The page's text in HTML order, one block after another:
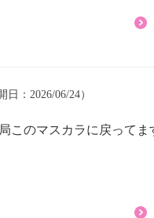
：2026/06/24）
このマスカラに戻ってま